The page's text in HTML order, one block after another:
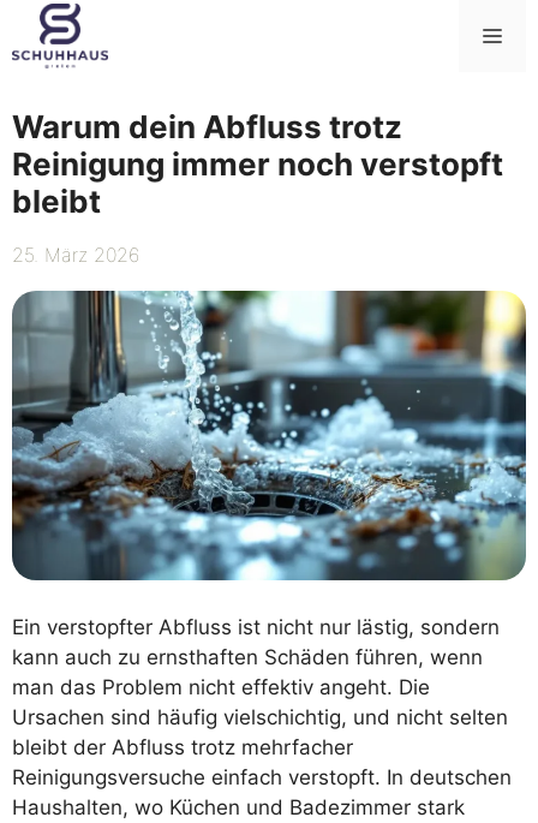
Zum
Inhalt
springen
Warum dein Abfluss trotz
Reinigung immer noch verstopft
bleibt
25. März 2026
Ein verstopfter Abfluss ist nicht nur lästig, sondern
kann auch zu ernsthaften Schäden führen, wenn
man das Problem nicht effektiv angeht. Die
Ursachen sind häufig vielschichtig, und nicht selten
bleibt der Abfluss trotz mehrfacher
Reinigungsversuche einfach verstopft. In deutschen
Haushalten, wo Küchen und Badezimmer stark